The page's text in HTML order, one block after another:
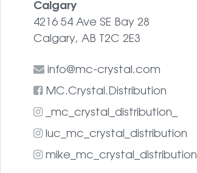
Calgary
4216 54 Ave SE Bay 28
Calgary, AB T2C 2E3
info@mc-crystal.com
MC.Crystal.Distribution
_mc_crystal_distribution_
luc_mc_crystal_distribution
mike_mc_crystal_distribution